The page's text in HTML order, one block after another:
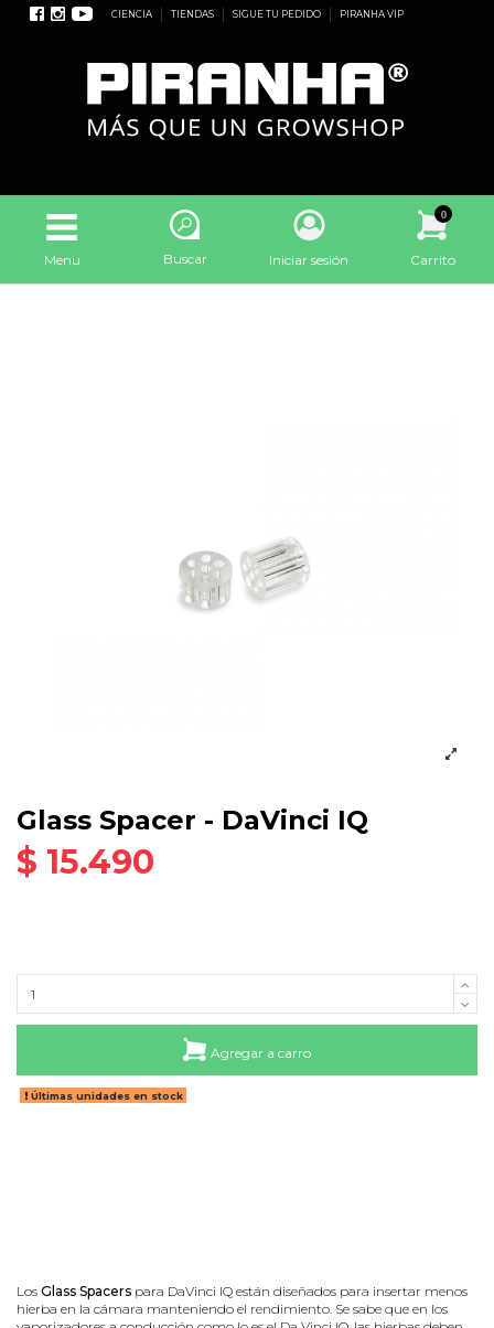
CIENCIA TIENDAS SIGUE TU PEDIDO PIRANHA VIP
Menu Buscar Iniciar sesión
0
Carrito
Glass Spacer - DaVinci IQ
$ 15.490
Agregar a carro
Últimas unidades en stock
Los Glass Spacers para DaVinci IQ están diseñados para insertar menos
hierba en la cámara manteniendo el rendimiento. Se sabe que en los